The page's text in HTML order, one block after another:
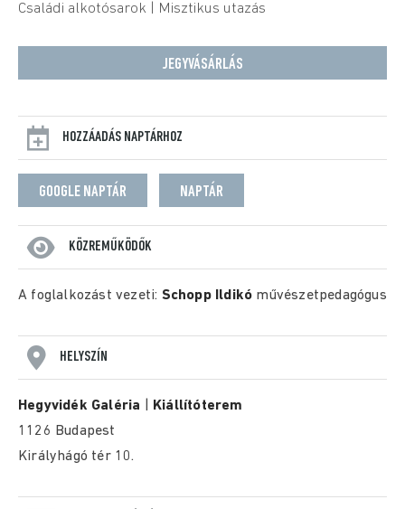
Családi alkotósarok | Misztikus utazás
JEGYVÁSÁRLÁS
HOZZÁADÁS NAPTÁRHOZ
GOOGLE NAPTÁR NAPTÁR
KÖZREMŰKÖDŐK
A foglalkozást vezeti: Schopp Ildikó művészetpedagógus
HELYSZÍN
Hegyvidék Galéria
Kiállítóterem
1126 Budapest
Királyhágó tér 10.